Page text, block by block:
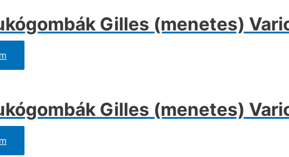
Gilles (menetes)
Gilles (menetes)